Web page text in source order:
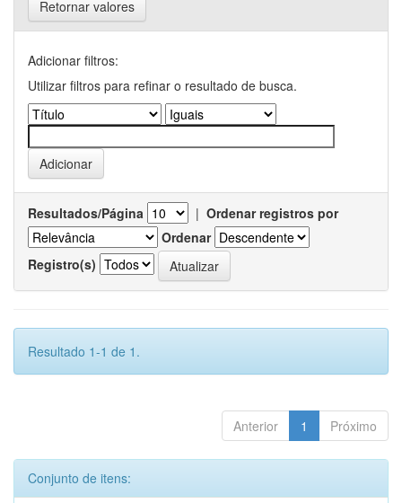
Retornar valores
Adicionar filtros:
Utilizar filtros para refinar o resultado de busca.
Resultados/Página | Ordenar registros por
Ordenar
Registro(s)
Resultado 1-1 de 1.
Anterior 1 Próximo
Conjunto de itens: